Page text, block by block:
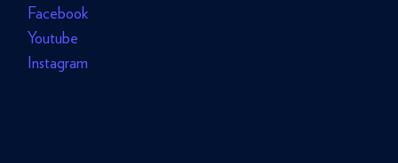
Facebook
Youtube
Instagram